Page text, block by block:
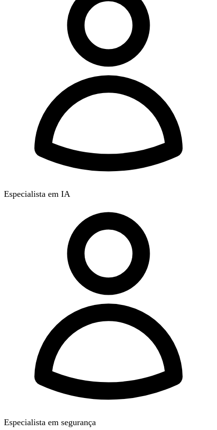
Especialista em IA
Especialista em segurança